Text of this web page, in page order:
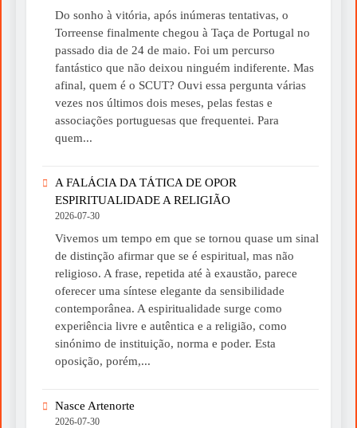
Do sonho à vitória, após inúmeras tentativas, o
Torreense finalmente chegou à Taça de Portugal no
passado dia de 24 de maio. Foi um percurso
fantástico que não deixou ninguém indiferente. Mas
afinal, quem é o SCUT? Ouvi essa pergunta várias
vezes nos últimos dois meses, pelas festas e
associações portuguesas que frequentei. Para
quem...
A FALÁCIA DA TÁTICA DE OPOR
ESPIRITUALIDADE A RELIGIÃO
2026-07-30
Vivemos um tempo em que se tornou quase um sinal
de distinção afirmar que se é espiritual, mas não
religioso. A frase, repetida até à exaustão, parece
oferecer uma síntese elegante da sensibilidade
contemporânea. A espiritualidade surge como
experiência livre e autêntica e a religião, como
sinónimo de instituição, norma e poder. Esta
oposição, porém,...
Nasce Artenorte
2026-07-30